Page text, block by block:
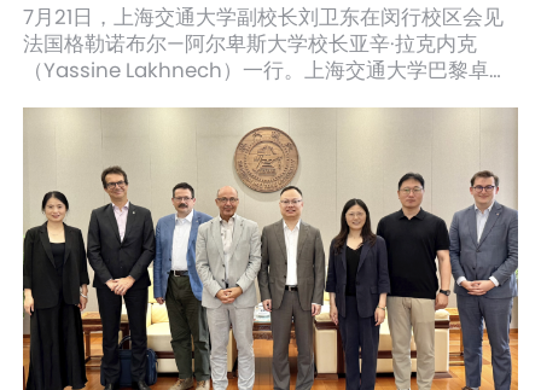
7月21日，上海交通大学副校长刘卫东在闵行校区会见
法国格勒诺布尔—阿尔卑斯大学校长亚辛·拉克内克
（Yassine Lakhnech）一行。上海交通大学巴黎卓越
责人参会。双方围绕拓展合作领域、完善多层次人才联
合培养机制、促进学科交叉融合等进行交流。